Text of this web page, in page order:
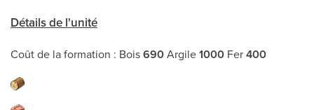
Détails de l'unité
Coût de la formation : Bois690Argile1000 Fer400